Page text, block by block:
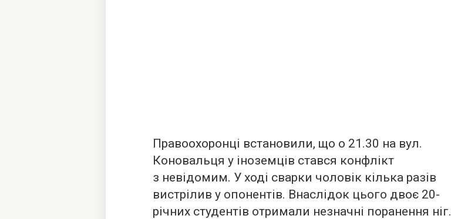
Правоохоронці встановили, що о 21.30 на вул.
Коновальця у іноземців стався конфлікт
з невідомим. У ході сварки чоловік кілька разів
вистрілив у опонентів. Внаслідок цього двоє 20-
річних студентів отримали незначні поранення ніг.